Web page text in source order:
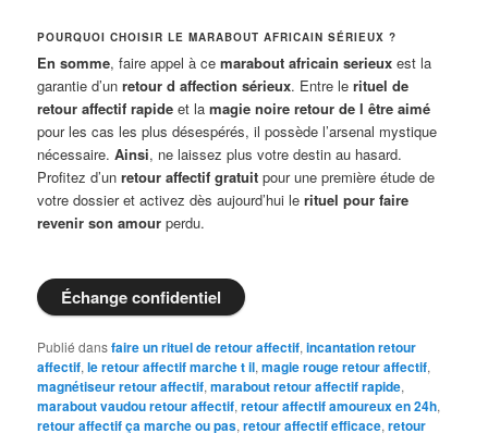
POURQUOI CHOISIR LE MARABOUT AFRICAIN SÉRIEUX ?
En somme, faire appel à cemarabout africain serieux est la
garantie d’unretour d affection sérieux. Entre lerituel de
retour affectif rapide et lamagie noire retour de l être aimé
pour les cas les plus désespérés, il possède l’arsenal mystique
nécessaire.Ainsi, ne laissez plus votre destin au hasard.
Profitez d’unretour affectif gratuit pour une première étude de
votre dossier et activez dès aujourd’hui lerituel pour faire
revenir son amour perdu.
Échange confidentiel
Publié dansfaire un rituel de retour affectif,incantation retour
affectif,le retour affectif marche t il,magie rouge retour affectif,
magnétiseur retour affectif,marabout retour affectif rapide,
marabout vaudou retour affectif,retour affectif amoureux en 24h,
retour affectif ça marche ou pas,retour affectif efficace,retour